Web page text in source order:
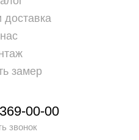
00-00
звонок
доставка
замер